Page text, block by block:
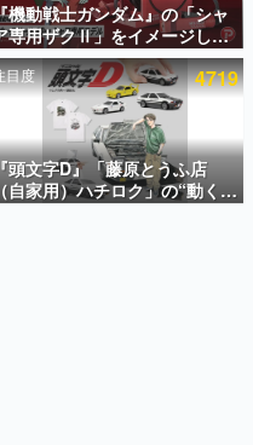
ページビュー数万以上！ などな
、電ファミ渾身の“殿堂入り”記
機動戦士ガンダム』の「シャ
専用ザクⅡ」をイメージした
水ホースリールが予約開始。
体にはシャアのパーソナルマ
クやジオン公国軍のエンブレ
ム、型式番号などを配置
目度 4719
『頭文字D』「藤原とうふ店
（自家用）ハチロク」の“動くテ
ッシュケース”が買えるポップ